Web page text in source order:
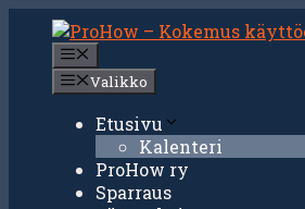
Siirry
sisältöön
Valikko
Etusivu
Kalenteri
ProHow ry
Sparraus